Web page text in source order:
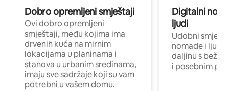
Dobro opremljeni smještaji
Ovi dobro opremljeni
smještaji, među kojima ima
drvenih kuća na mirnim
lokacijama u planinama i
stanova u urbanim sredinama,
imaju sve sadržaje koji su vam
potrebni u vašem domu.
Digitalni
ljudi
Udobni
nomade i ljude
daljinu s
i posebnim